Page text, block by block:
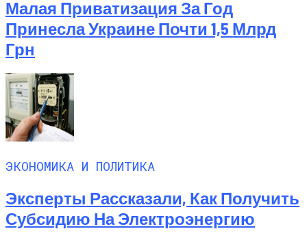
Малая Приватизация За Год
Принесла Украине Почти 1,5 Млрд
Грн
ЭКОНОМИКА И ПОЛИТИКА
Эксперты Рассказали, Как Получить
Субсидию На Электроэнергию